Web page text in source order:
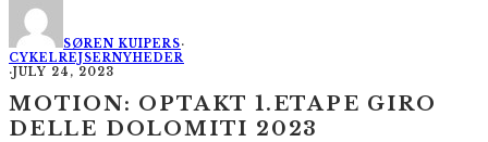
SØREN KUIPERS·
CYKELREJSERNYHEDER
·JULY 24, 2023
MOTION: OPTAKT 1.ETAPE GIRO
DELLE DOLOMITI 2023